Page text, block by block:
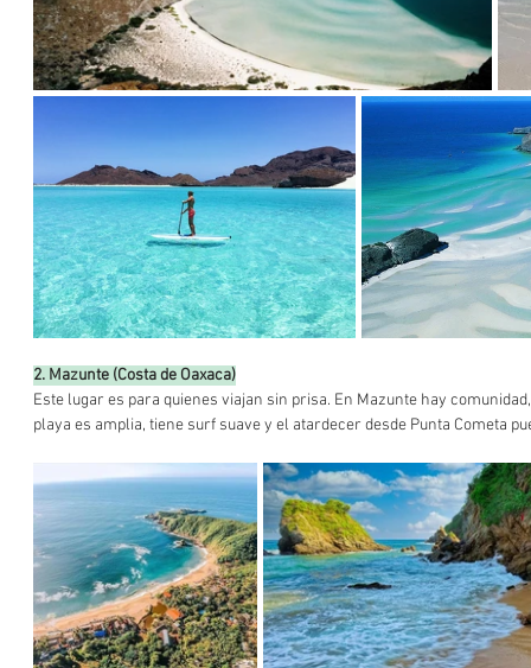
2. Mazunte (Costa de Oaxaca)
Este lugar es para quienes viajan sin prisa. En Mazunte hay
playa es amplia, tiene surf suave y el atardecer desde Punta Cometa